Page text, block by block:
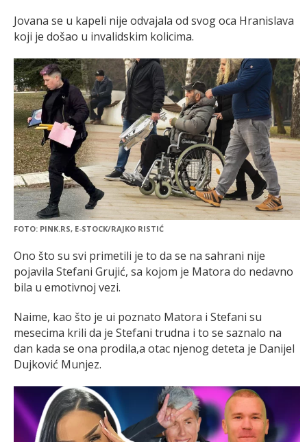
Jovana se u kapeli nije odvajala od svog oca Hranislava
koji je došao u invalidskim kolicima.
FOTO: PINK.RS, E-STOCK/RAJKO RISTIĆ
Ono što su svi primetili je to da se na sahrani nije
pojavila Stefani Grujić, sa kojom je Matora do nedavno
bila u emotivnoj vezi.
Naime, kao što je ui poznato Matora i Stefani su
mesecima krili da je Stefani trudna i to se saznalo na
dan kada se ona prodila,a otac njenog deteta je Danijel
Dujković Munjez.